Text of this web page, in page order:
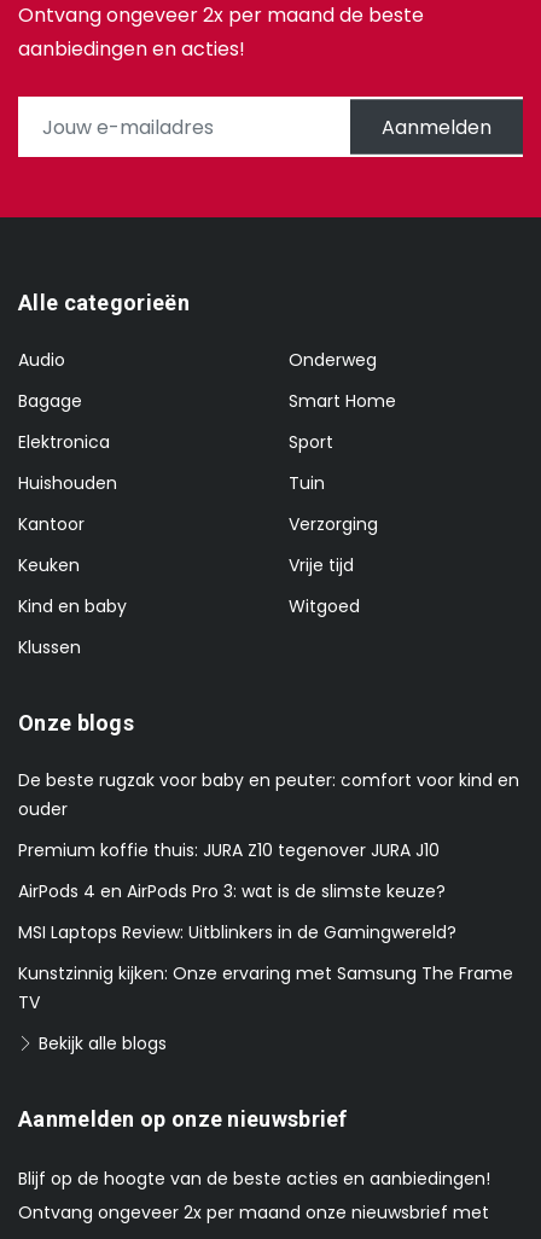
Ontvang ongeveer 2x per maand de beste
aanbiedingen en acties!
Aanmelden
Alle categorieën
Audio
Bagage
Elektronica
Huishouden
Kantoor
Keuken
Kind en baby
Klussen
Onderweg
Smart Home
Sport
Tuin
Verzorging
Vrije tijd
Witgoed
Onze blogs
De beste rugzak voor baby en peuter: comfort voor kind en
ouder
Premium koffie thuis: JURA Z10 tegenover JURA J10
AirPods 4 en AirPods Pro 3: wat is de slimste keuze?
MSI Laptops Review: Uitblinkers in de Gamingwereld?
Kunstzinnig kijken: Onze ervaring met Samsung The Frame
TV
Bekijk alle blogs
Aanmelden op onze nieuwsbrief
Blijf op de hoogte van de beste acties en aanbiedingen!
Ontvang ongeveer 2x per maand onze nieuwsbrief met